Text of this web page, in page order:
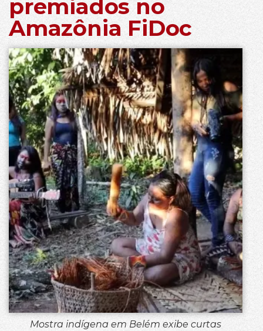
premiados no
Amazônia FiDoc
Mostra indígena em Belém exibe curtas